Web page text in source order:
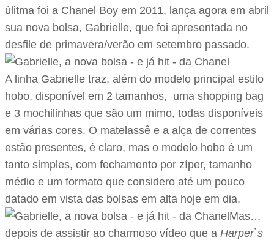
úlitma foi a Chanel Boy em 2011, lança agora em abril
sua nova bolsa, Gabrielle, que foi apresentada no
desfile de primavera/verão em setembro passado.
A linha Gabrielle traz, além do modelo principal estilo
hobo, disponível em 2 tamanhos, uma shopping bag
e 3 mochilinhas que são um mimo, todas disponíveis
em várias cores. O matelassê e a alça de correntes
estão presentes, é claro, mas o modelo hobo é um
tanto simples, com fechamento por zíper, tamanho
médio e um formato que considero até um pouco
datado em vista das bolsas em alta hoje em dia.
Mas…
depois de assistir ao charmoso vídeo que a Harper`s